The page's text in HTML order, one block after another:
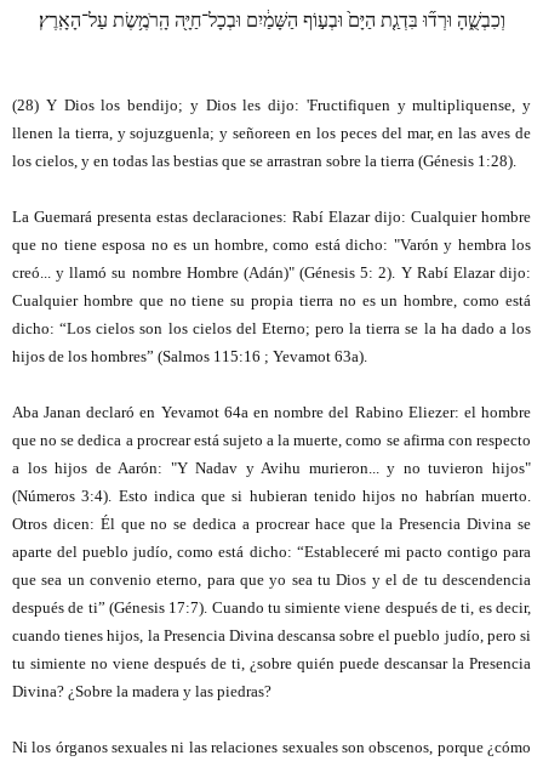
וְכִבְשֻׁ֑הָ וּרְד֞וּ בִּדְגַ֤ת הַיָּם֙ וּבְע֣וֹף הַשָּׁמַ֔יִם וּבְכָל־חַיָּ֖ה הָֽרֹמֶ֥שֶׂת עַל־הָאָֽרֶץ׃
(28) Y Dios los bendijo; y Dios les dijo: 'Fructifiquen y multipliquense, y
llenen la tierra, y sojuzguenla; y señoreen en los peces del mar, en las aves de
los cielos, y en todas las bestias que se arrastran sobre la tierra (Génesis 1:28).
La Guemará presenta estas declaraciones: Rabí Elazar dijo: Cualquier hombre
que no tiene esposa no es un hombre, como está dicho: "Varón y hembra los
creó... y llamó su nombre Hombre (Adán)" (Génesis 5: 2). Y Rabí Elazar dijo:
Cualquier hombre que no tiene su propia tierra no es un hombre, como está
dicho: “Los cielos son los cielos del Eterno; pero la tierra se la ha dado a los
hijos de los hombres” (Salmos 115:16 ; Yevamot 63a).
Aba Janan declaró en Yevamot 64a en nombre del Rabino Eliezer: el hombre
que no se dedica a procrear está sujeto a la muerte, como se afirma con respecto
a los hijos de Aarón: "Y Nadav y Avihu murieron... y no tuvieron hijos"
(Números 3:4). Esto indica que si hubieran tenido hijos no habrían muerto.
Otros dicen: Él que no se dedica a procrear hace que la Presencia Divina se
aparte del pueblo judío, como está dicho: “Estableceré mi pacto contigo para
que sea un convenio eterno, para que yo sea tu Dios y el de tu descendencia
después de ti” (Génesis 17:7). Cuando tu simiente viene después de ti, es decir,
cuando tienes hijos, la Presencia Divina descansa sobre el pueblo judío, pero si
tu simiente no viene después de ti, ¿sobre quién puede descansar la Presencia
Divina? ¿Sobre la madera y las piedras?
Ni los órganos sexuales ni las relaciones sexuales son obscenos, porque ¿cómo